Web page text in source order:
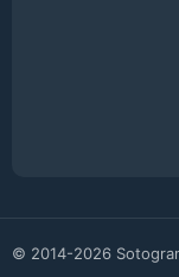
© 2014-2026